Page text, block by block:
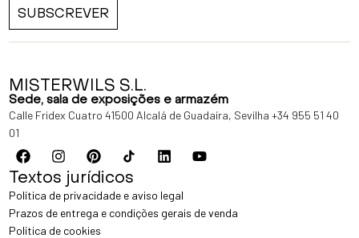
SUBSCREVER
MISTERWILS S.L.
Sede, sala de exposições e armazém
Calle Fridex Cuatro 41500 Alcalá de Guadaíra, Sevilha +34 955 51 40
01
Textos jurídicos
Política de privacidade e aviso legal
Prazos de entrega e condições gerais de venda
Política de cookies